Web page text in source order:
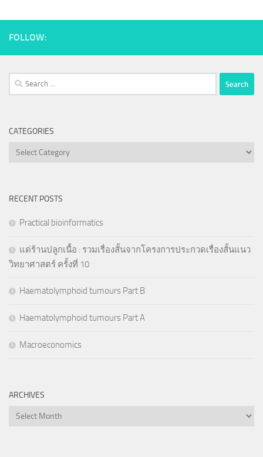
FOLLOW:
Search
for:
CATEGORIES
Categories
RECENT POSTS
Practical bioinformatics
แด่ร้านปลูกเนื้อ : รวมเรื่องสั้นจากโครงการประกวดเรื่องสั้นแนว
วิทยาศาสตร์ ครั้งที่ 10
Haematolymphoid tumours Part B
Haematolymphoid tumours Part A
Macroeconomics
ARCHIVES
Archives